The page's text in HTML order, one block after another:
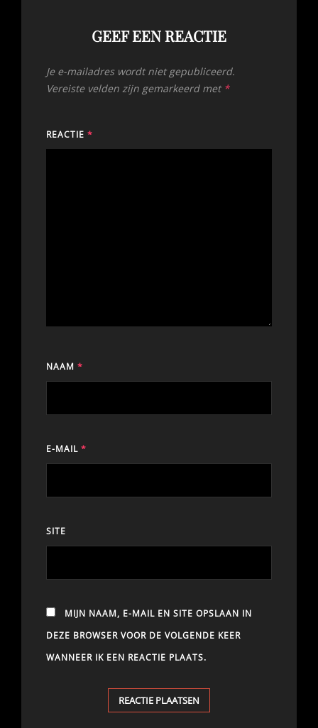
GEEF EEN REACTIE
Je e-mailadres wordt niet gepubliceerd.
Vereiste velden zijn gemarkeerd met *
REACTIE *
NAAM *
E-MAIL *
SITE
MIJN NAAM, E-MAIL EN SITE OPSLAAN IN
DEZE BROWSER VOOR DE VOLGENDE KEER
WANNEER IK EEN REACTIE PLAATS.